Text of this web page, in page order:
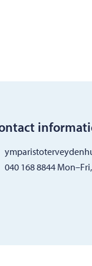
040 168 8844